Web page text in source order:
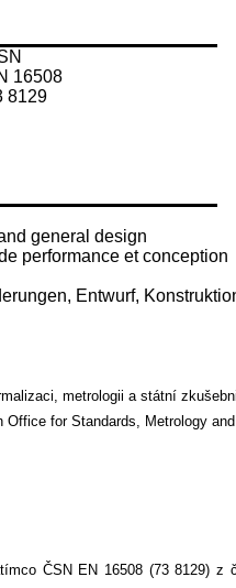
16508
8129
general design
performance et conception
Entwurf,
metrologii a státní
for Standards, Metrology
ČSN EN 16508 (73 8129)